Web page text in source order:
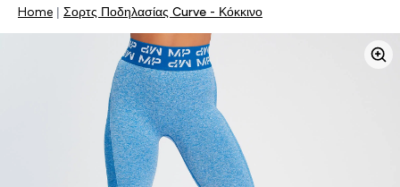
Home Σορτς Ποδηλασίας Curve - Κόκκινο